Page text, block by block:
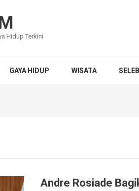
Hidup Terkini
GAYA HIDUP WISATA
Andre Rosiade